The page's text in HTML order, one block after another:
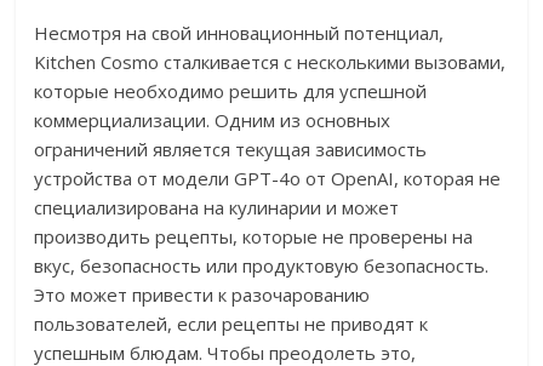
Несмотря на свой инновационный потенциал,
Kitchen Cosmo сталкивается с несколькими вызовами,
которые необходимо решить для успешной
коммерциализации. Одним из основных
ограничений является текущая зависимость
устройства от модели GPT-4o от OpenAI, которая не
специализирована на кулинарии и может
производить рецепты, которые не проверены на
вкус, безопасность или продуктовую безопасность.
Это может привести к разочарованию
пользователей, если рецепты не приводят к
успешным блюдам. Чтобы преодолеть это,